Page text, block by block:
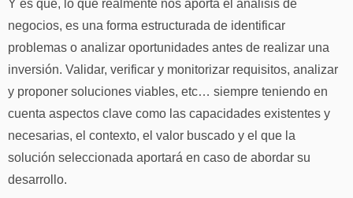
Y es que, lo que realmente nos aporta el análisis de
negocios, es una forma estructurada de identificar
problemas o analizar oportunidades antes de realizar una
inversión. Validar, verificar y monitorizar requisitos, analizar
y proponer soluciones viables, etc… siempre teniendo en
cuenta aspectos clave como las capacidades existentes y
necesarias, el contexto, el valor buscado y el que la
solución seleccionada aportará en caso de abordar su
desarrollo.